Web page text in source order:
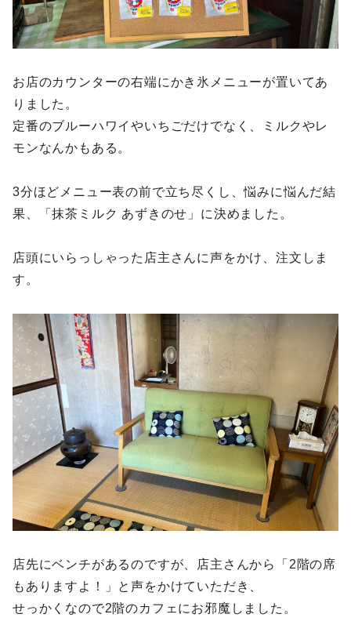
お店のカウンターの右端にかき氷メニューが置いてあ
りました。
定番のブルーハワイやいちごだけでなく、ミルクやレ
モンなんかもある。
3分ほどメニュー表の前で立ち尽くし、悩みに悩んだ結
果、「抹茶ミルク あずきのせ」に決めました。
店頭にいらっしゃった店主さんに声をかけ、注文しま
す。
店先にベンチがあるのですが、店主さんから「2階の席
もありますよ！」と声をかけていただき、
せっかくなので2階のカフェにお邪魔しました。